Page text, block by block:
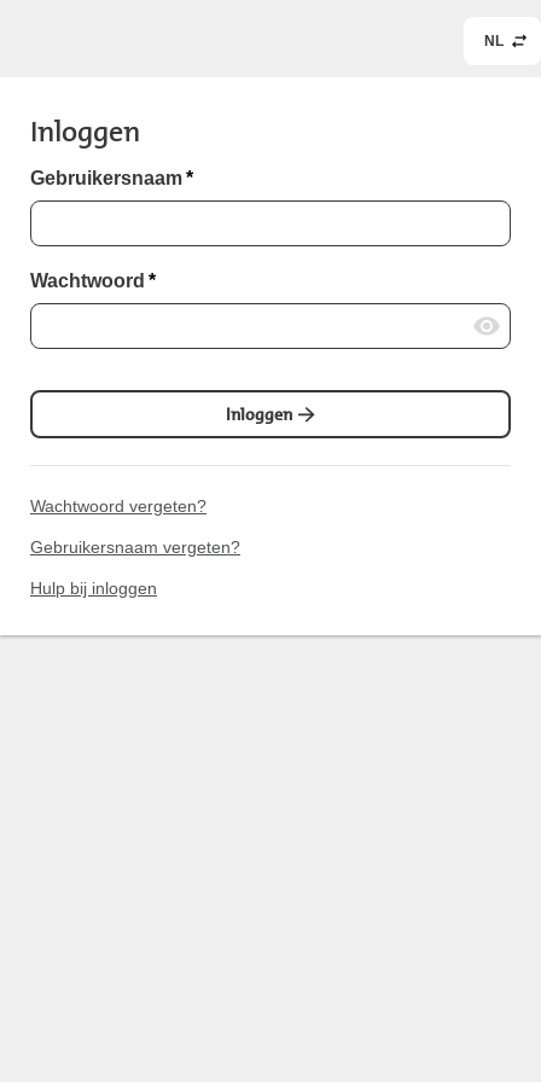
NL
Inloggen
Gebruikersnaam*
Wachtwoord *
Inloggen
Wachtwoord vergeten?
Gebruikersnaam vergeten?
Hulp bij inloggen